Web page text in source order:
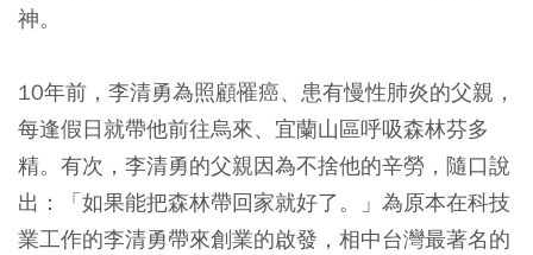
神。
10年前，李清勇為照顧罹癌、患有慢性肺炎的父親，
每逢假日就帶他前往烏來、宜蘭山區呼吸森林芬多
精。有次，李清勇的父親因為不捨他的辛勞，隨口說
出：「如果能把森林帶回家就好了。」為原本在科技
業工作的李清勇帶來創業的啟發，相中台灣最著名的